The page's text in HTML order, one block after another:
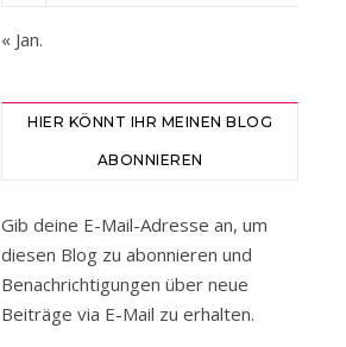
« Jan.
HIER KÖNNT IHR MEINEN BLOG
ABONNIEREN
Gib deine E-Mail-Adresse an, um
diesen Blog zu abonnieren und
Benachrichtigungen über neue
Beiträge via E-Mail zu erhalten.